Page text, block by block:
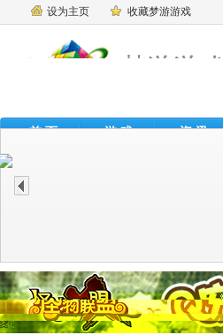
设为主页 收藏梦游游戏
首 页 游 戏 资 讯